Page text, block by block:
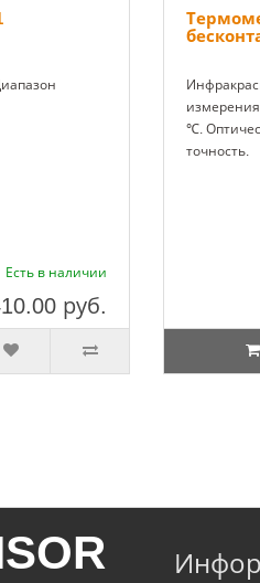
Есть в наличии
руб.
℃.
точность.